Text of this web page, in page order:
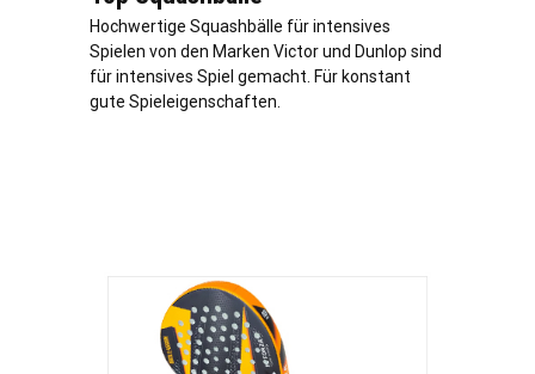
Hochwertige Squashbälle für intensives
Spielen von den Marken Victor und Dunlop sind
für intensives Spiel gemacht. Für konstant
gute Spieleigenschaften.